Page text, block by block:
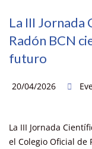
La III Jornada
Radón BCN
futuro
20/04/2026
La III Jornada
el Colegio Oficial de